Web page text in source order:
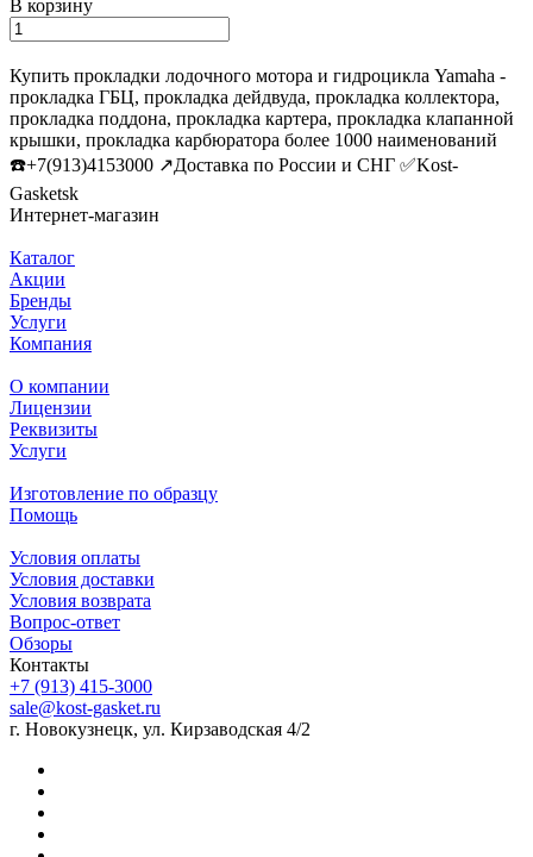
В корзину
Купить прокладки лодочного мотора и гидроцикла Yamaha -
прокладка ГБЦ, прокладка дейдвуда, прокладка коллектора,
прокладка поддона, прокладка картера, прокладка клапанной
крышки, прокладка карбюратора более 1000 наименований
☎️+7(913)4153000 ↗️Доставка по России и СНГ ✅Kost-
Gasketsk
Интернет-магазин
Каталог
Акции
Бренды
Услуги
Компания
О компании
Лицензии
Реквизиты
Услуги
Изготовление по образцу
Помощь
Условия оплаты
Условия доставки
Условия возврата
Вопрос-ответ
Обзоры
Контакты
+7 (913) 415-3000
sale@kost-gasket.ru
г. Новокузнецк, ул. Кирзаводская 4/2